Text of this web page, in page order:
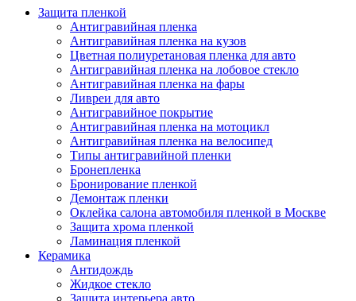
Защита пленкой
Антигравийная пленка
Антигравийная пленка на кузов
Цветная полиуретановая пленка для авто
Антигравийная пленка на лобовое стекло
Антигравийная пленка на фары
Ливреи для авто
Антигравийное покрытие
Антигравийная пленка на мотоцикл
Антигравийная пленка на велосипед
Типы антигравийной пленки
Бронепленка
Бронирование пленкой
Демонтаж пленки
Оклейка салона автомобиля пленкой в Москве
Защита хрома пленкой
Ламинация пленкой
Керамика
Антидождь
Жидкое стекло
Защита интерьера авто